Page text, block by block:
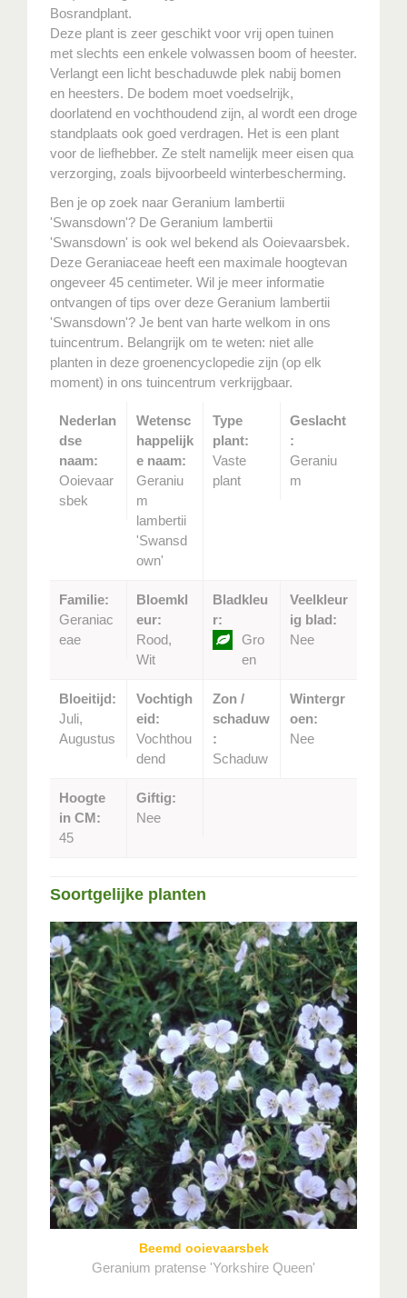
Bosrandplant.
Deze plant is zeer geschikt voor vrij open tuinen
met slechts een enkele volwassen boom of heester.
Verlangt een licht beschaduwde plek nabij bomen
en heesters. De bodem moet voedselrijk,
doorlatend en vochthoudend zijn, al wordt een droge
standplaats ook goed verdragen. Het is een plant
voor de liefhebber. Ze stelt namelijk meer eisen qua
verzorging, zoals bijvoorbeeld winterbescherming.
Ben je op zoek naar Geranium lambertii
'Swansdown'? De Geranium lambertii
'Swansdown' is ook wel bekend als Ooievaarsbek.
Deze Geraniaceae heeft een maximale hoogtevan
ongeveer 45 centimeter. Wil je meer informatie
ontvangen of tips over deze Geranium lambertii
'Swansdown'? Je bent van harte welkom in ons
tuincentrum. Belangrijk om te weten: niet alle
planten in deze groenencyclopedie zijn (op elk
moment) in ons tuincentrum verkrijgbaar.
Nederlan
dse
naam:
Ooievaar
sbek
Wetensc
happelijk
e naam:
Geraniu
m
lambertii
'Swansd
own'
Type
plant:
Vaste
plant
Geslacht
:
Geraniu
m
Familie:
Geraniac
eae
Bloemkl
eur:
Rood,
Wit
Bladkleu
r:
Gro
en
Veelkleur
ig blad:
Nee
Bloeitijd:
Juli,
Augustus
Vochtigh
eid:
Vochthou
dend
Zon /
schaduw
:
Schaduw
Wintergr
oen:
Nee
Hoogte
in CM:
45
Giftig:
Nee
Soortgelijke planten
Beemd ooievaarsbek
Geranium pratense 'Yorkshire Queen'